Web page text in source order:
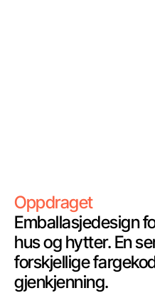
Oppdraget
Emballasjedesign
hus og hytter. En
forskjellige
gjenkjenning.